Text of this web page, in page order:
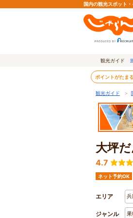
国内の観光スポット
観光ガイド
ポイントがたま
観光ガイド ＞
大坪
4.7
ネット予約OK
エリア
ジャンル 果